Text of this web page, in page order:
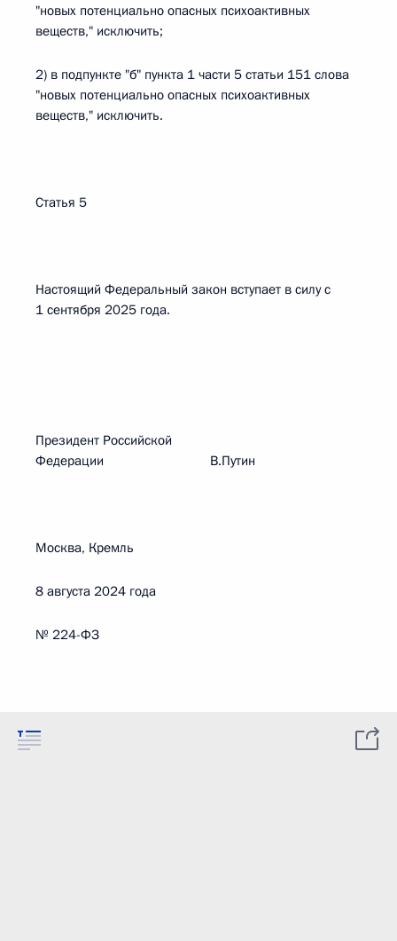
"новых потенциально опасных психоактивных
веществ," исключить;
2) в подпункте "б" пункта 1 части 5 статьи 151 слова
"новых потенциально опасных психоактивных
веществ," исключить.
Статья 5
Настоящий Федеральный закон вступает в силу с
1 сентября 2025 года.
Президент Российской
Федерации В.Путин
Москва, Кремль
8 августа 2024 года
№ 224-ФЗ